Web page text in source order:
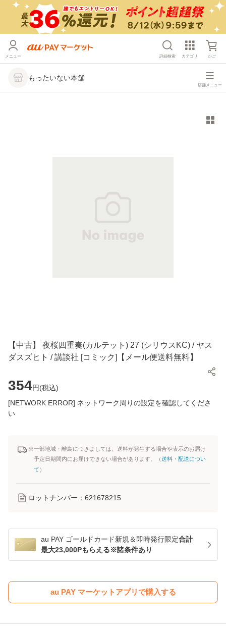
メニュー 詳細検索 カテゴリ かご
もったいない本舗
店舗メニュー
【中古】 夜桜四重奏(カルテット) 27 (シリウスKC) / ヤス
ダスズヒト / 講談社 [コミック]【メール便送料無料】
354円(税込)
[NETWORK ERROR] ネットワーク周りの設定を確認してくださ
い
※一部地域・離島につきましては、送料が発生する場合や表示のお届け
予定日期間内にお届けできない場合があります。（送料・配送につい
て ）
ロットナンバー： 621678215
au PAY ゴールドカード新規＆即時発行限定合計
最大23,000Pもらえる※諸条件あり
au PAY マーケットアプリで購入する